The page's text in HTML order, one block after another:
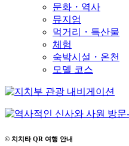
문화・역사
뮤지엄
먹거리・특산물
체험
숙박시설・온천
모델 코스
© 치치타 QR 여행 안내